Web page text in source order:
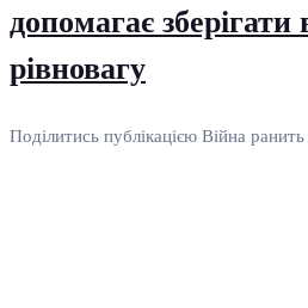
допомагає
рівновагу
Поділитись публікацією Війна